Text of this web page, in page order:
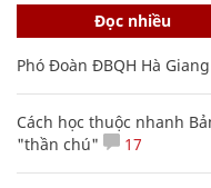
Đọc nhiều
Phó Đoàn ĐBQH Hà
Cách học thuộc nhanh
"thần chú"
17